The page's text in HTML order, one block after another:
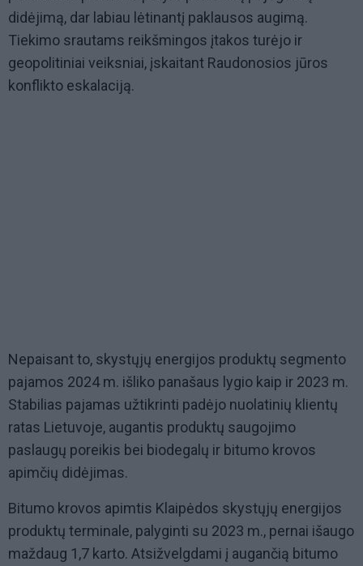
didėjimą, dar labiau lėtinantį paklausos augimą.
Tiekimo srautams reikšmingos įtakos turėjo ir
geopolitiniai veiksniai, įskaitant Raudonosios jūros
konflikto eskalaciją.
Nepaisant to, skystųjų energijos produktų segmento
pajamos 2024 m. išliko panašaus lygio kaip ir 2023 m.
Stabilias pajamas užtikrinti padėjo nuolatinių klientų
ratas Lietuvoje, augantis produktų saugojimo
paslaugų poreikis bei biodegalų ir bitumo krovos
apimčių didėjimas.
Bitumo krovos apimtis Klaipėdos skystųjų energijos
produktų terminale, palyginti su 2023 m., pernai išaugo
maždaug 1,7 karto. Atsižvelgdami į augančią bitumo